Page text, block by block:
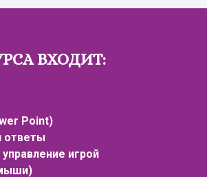
ВХОДИТ:
Point)
ответы
игрой